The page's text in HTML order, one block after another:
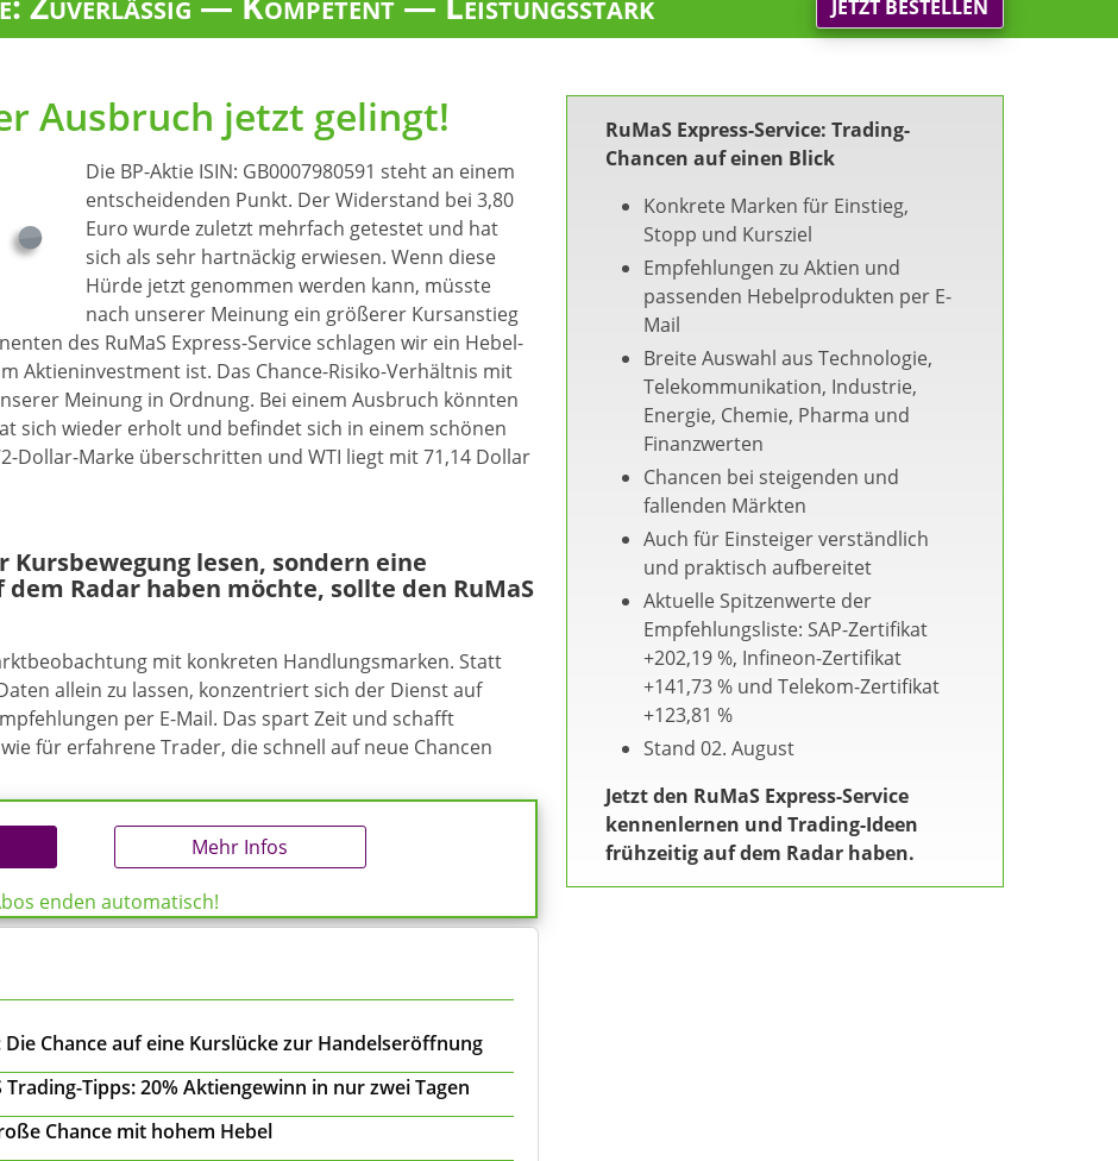
JETZT BESTELLEN
Ausbruch jetzt gelingt!
Die BP-Aktie ISIN: GB0007980591 steht an einem
entscheidenden Punkt. Der Widerstand bei 3,80
Euro wurde zuletzt mehrfach getestet und hat
sich als sehr hartnäckig erwiesen. Wenn diese
Hürde jetzt genommen werden kann, müsste
nach unserer Meinung ein größerer Kursanstieg
des RuMaS Express-Service schlagen wir ein Hebel-
Aktieninvestment ist. Das Chance-Risiko-Verhältnis mit
Meinung in Ordnung. Bei einem Ausbruch könnten
sich wieder erholt und befindet sich in einem schönen
Dollar-Marke überschritten und WTI liegt mit 71,14 Dollar
lesen, sondern eine
Radar haben möchte, sollte den RuMaS
mit konkreten Handlungsmarken. Statt
allein zu lassen, konzentriert sich der Dienst auf
per E-Mail. Das spart Zeit und schafft
für erfahrene Trader, die schnell auf neue Chancen
Mehr Infos
enden automatisch!
Chance auf eine Kurslücke zur Handelseröffnung
Tipps: 20% Aktiengewinn in nur zwei Tagen
Chance mit hohem Hebel
RuMaS Express-Service: Trading-
Chancen auf einen Blick
Konkrete Marken für Einstieg,
Stopp und Kursziel
Empfehlungen zu Aktien und
passenden Hebelprodukten per E-
Mail
Breite Auswahl aus Technologie,
Telekommunikation, Industrie,
Energie, Chemie, Pharma und
Finanzwerten
Chancen bei steigenden und
fallenden Märkten
Auch für Einsteiger verständlich
und praktisch aufbereitet
Aktuelle Spitzenwerte der
Empfehlungsliste: SAP-Zertifikat
+202,19 %, Infineon-Zertifikat
+141,73 % und Telekom-Zertifikat
+123,81 %
Stand 02. August
Jetzt den RuMaS Express-Service
kennenlernen und Trading-Ideen
frühzeitig auf dem Radar haben.